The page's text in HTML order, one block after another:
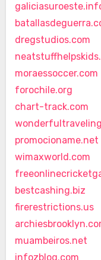
dregstudios.com
moraessoccer.com
forochile.org
chart-track.com
promocioname.net
wimaxworld.com
bestcashing.biz
firerestrictions.us
muambeiros.net
infozblog.com